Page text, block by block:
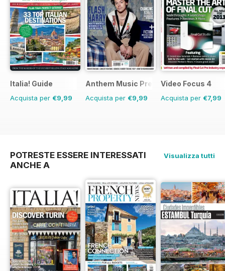
Italia! Guide
Acquista per €9,99
Anthem Music Presents
Acquista per €9,99
Video Focus 4
Acquista per €7,99
POTRESTE ESSERE INTERESSATI
ANCHE A
Visualizza tutti